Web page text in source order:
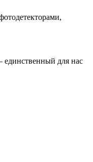
единственный для нас